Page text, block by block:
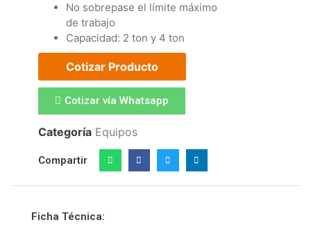
No sobrepase el límite máximo
de trabajo
Capacidad: 2 ton y 4 ton
Cotizar Producto
Cotizar vía Whatsapp
Categoría Equipos
Compartir
Ficha Técnica: